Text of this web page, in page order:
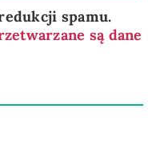
spamu.
są dane